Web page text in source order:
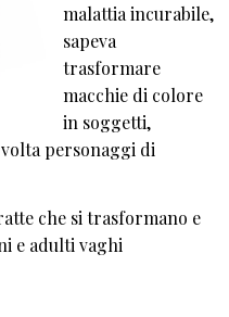
malattia incurabile,
sapeva
trasformare
macchie di colore
in soggetti,
personaggi di
che si trasformano e
e adulti vaghi